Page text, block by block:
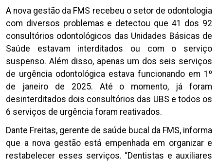
A nova gestão da FMS recebeu o setor de odontologia
com diversos problemas e detectou que 41 dos 92
consultórios odontológicos das Unidades Básicas de
Saúde estavam interditados ou com o serviço
suspenso. Além disso, apenas um dos seis serviços
de urgência odontológica estava funcionando em 1º
de janeiro de 2025. Até o momento, já foram
desinterditados dois consultórios das UBS e todos os
6 serviços de urgência foram reativados.
Dante Freitas, gerente de saúde bucal da FMS, informa
que a nova gestão está empenhada em organizar e
restabelecer esses serviços. “Dentistas e auxiliares